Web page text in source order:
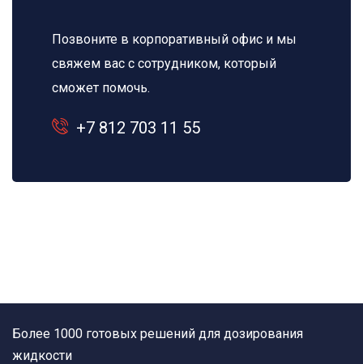
Позвоните в корпоративный офис и мы
свяжем вас с сотрудником, который
сможет помочь.
+7 812 703 11 55
Более 1000 готовых решений для дозирования
жидкости